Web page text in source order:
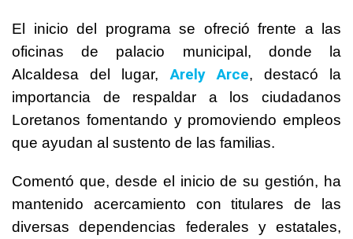
El inicio del programa se ofreció frente a las
oficinas de palacio municipal, donde la
Alcaldesa del lugar, Arely Arce, destacó la
importancia de respaldar a los ciudadanos
Loretanos fomentando y promoviendo empleos
que ayudan al sustento de las familias.
Comentó que, desde el inicio de su gestión, ha
mantenido acercamiento con titulares de las
diversas dependencias federales y estatales,